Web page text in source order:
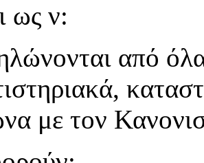
ως ν:
από
με τον